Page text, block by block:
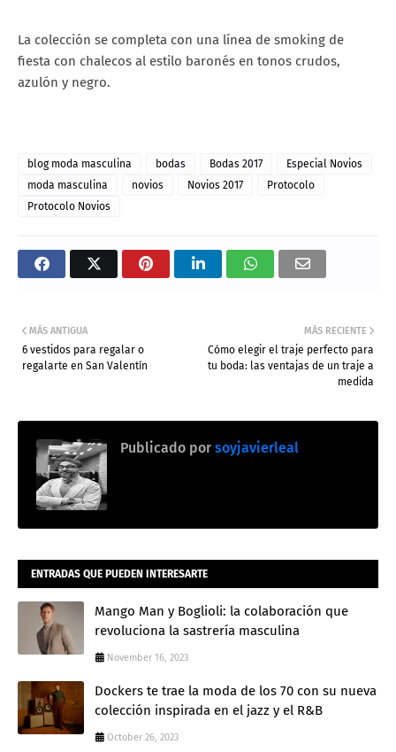
La colección se completa con una línea de smoking de
fiesta con chalecos al estilo baronés en tonos crudos,
azulón y negro.
blog moda masculina bodas Bodas 2017
Especial Novios
moda masculina
novios Novios 2017
Protocolo
Protocolo Novios
MÁS RECIENTE
Cómo elegir el traje perfecto para
tu boda: las ventajas de un traje a
medida
MÁS ANTIGUA
6 vestidos para regalar o
regalarte en San Valentín
Publicado por soyjavierleal
ENTRADAS QUE PUEDEN INTERESARTE
Mango Man y Boglioli: la colaboración que
revoluciona la sastrería masculina
November 16, 2023
Dockers te trae la moda de los 70 con su nueva
colección inspirada en el jazz y el R&B
October 26, 2023